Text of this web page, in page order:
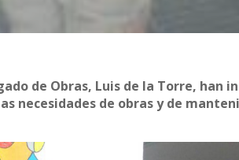
de Obras, Luis de la Torre, han
necesidades de obras y de